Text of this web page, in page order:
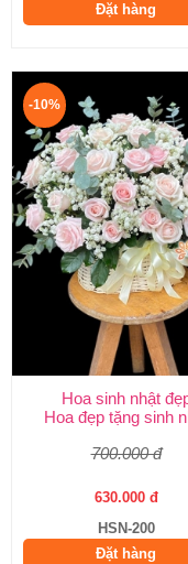
Đặt hàng
-10%
Hoa sinh nhật
Hoa đẹp tặng sinh
700.000 đ
630.000 đ
HSN-200
Đặt hàng